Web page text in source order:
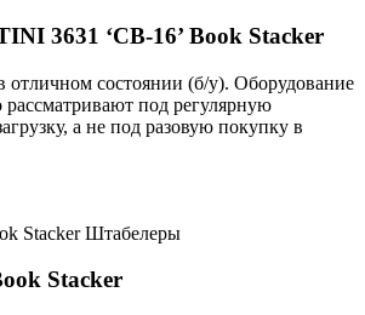
3631 ‘CB-16’ Book Stacker
отличном состоянии (б/у). Оборудование
рассматривают под регулярную
а не под разовую покупку в
Штабелеры
Stacker